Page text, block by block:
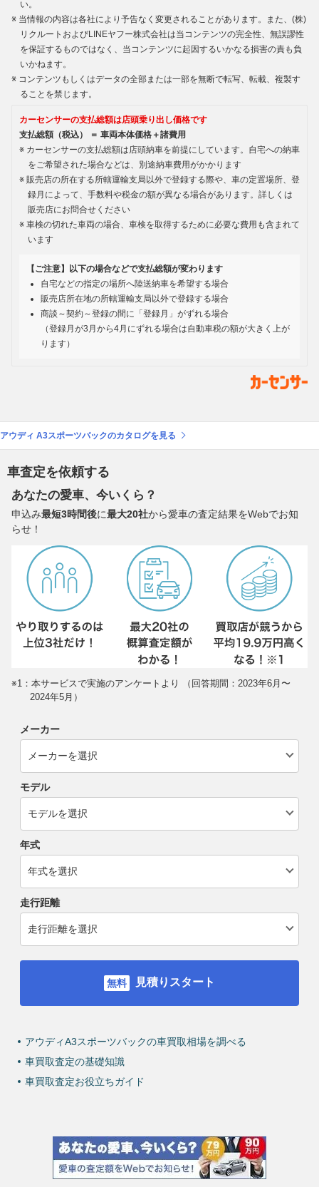
い。
当情報の内容は各社により予告なく変更されることがあります。また、(株)
リクルートおよびLINEヤフー株式会社は当コンテンツの完全性、無誤謬性
を保証するものではなく、当コンテンツに起因するいかなる損害の責も負
いかねます。
コンテンツもしくはデータの全部または一部を無断で転写、転載、複製す
ることを禁じます。
カーセンサーの支払総額は店頭乗り出し価格です
支払総額（税込） ＝ 車両本体価格＋諸費用
カーセンサーの支払総額は店頭納車を前提にしています。自宅への納車
をご希望された場合などは、別途納車費用がかかります
販売店の所在する所轄運輸支局以外で登録する際や、車の定置場所、登
録月によって、手数料や税金の額が異なる場合があります。詳しくは
販売店にお問合せください
車検の切れた車両の場合、車検を取得するために必要な費用も含まれて
います
【ご注意】以下の場合などで支払総額が変わります
自宅などの指定の場所へ陸送納車を希望する場合
販売店所在地の所轄運輸支局以外で登録する場合
商談～契約～登録の間に「登録月」がずれる場合
（登録月が3月から4月にずれる場合は自動車税の額が大きく上が
ります）
アウディ A3スポーツバックのカタログを見る
車査定を依頼する
あなたの愛車、今いくら？
申込み最短3時間後に最大20社から愛車の査定結果をWebでお知
らせ！
※1：本サービスで実施のアンケートより （回答期間：2023年6月〜
2024年5月）
メーカー
モデル
年式
走行距離
見積りスタート
アウディA3スポーツバックの車買取相場を調べる
車買取査定の基礎知識
車買取査定お役立ちガイド